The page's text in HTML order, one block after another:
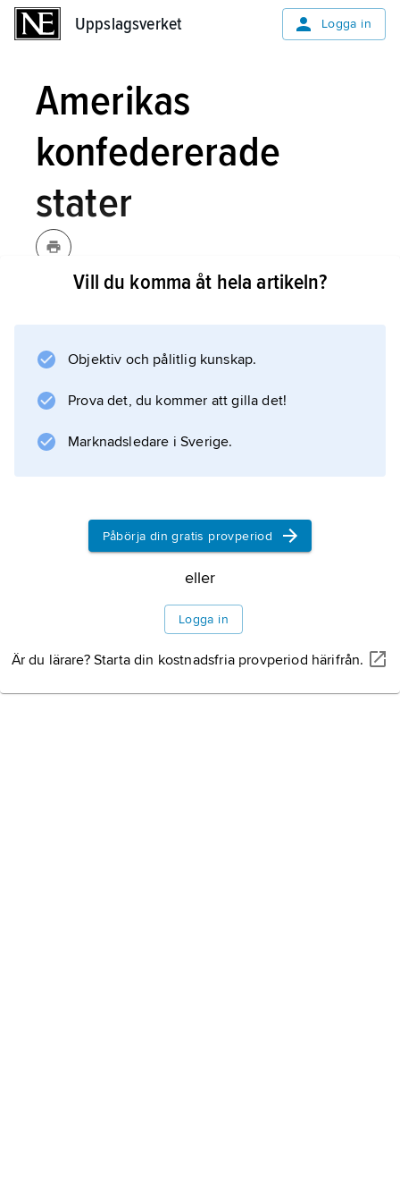
Uppslagsverket Logga in
Amerikas
konfedererade
stater
Amerikas konfedererade stater,
America
, den union av 11 sydstater
(South Carolina, Georgia, Florida,
Alabama, Mississippi, Louisiana, Texas,
Arkansas) som bekämpade
Information om artikeln
Vill du komma åt hela artikeln?
Objektiv och pålitlig kunskap.
Prova det, du kommer att gilla det!
Marknadsledare i Sverige.
Påbörja din gratis provperiod
eller
Logga in
Är du lärare? Starta din kostnadsfria provperiod härifrån.